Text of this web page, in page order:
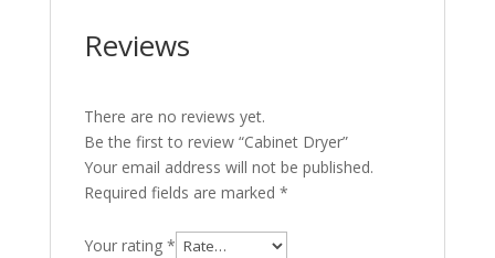
Reviews
There are no reviews yet.
Be the first to review “Cabinet Dryer”
Your email address will not be published.
Required fields are marked *
Your rating *